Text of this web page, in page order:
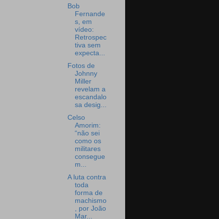
Bob
Fernande
s, em
vídeo:
Retrospec
tiva sem
expecta...
Fotos de
Johnny
Miller
revelam a
escandalo
sa desig...
Celso
Amorim:
“não sei
como os
militares
consegue
m...
A luta contra
toda
forma de
machismo
, por João
Mar...